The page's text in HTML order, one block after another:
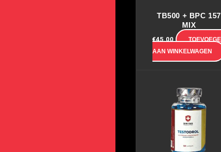
TB500 + BPC 157
MIX
€45.00
AAN WINKELWAGEN